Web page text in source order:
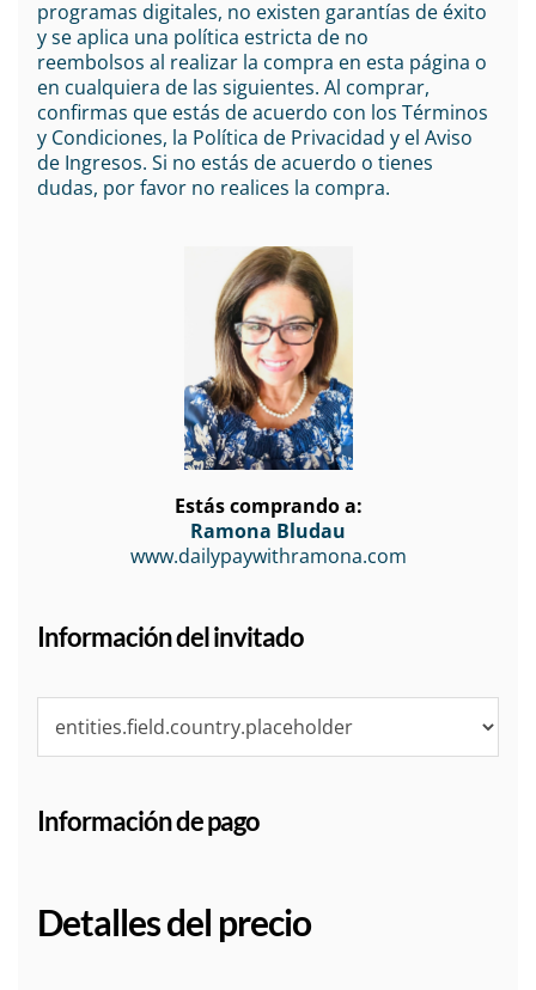
programas digitales, no existen garantías de éxito
y se aplica una política estricta de no
reembolsos al realizar la compra en esta página o
en cualquiera de las siguientes. Al comprar,
confirmas que estás de acuerdo con los Términos
y Condiciones, la Política de Privacidad y el Aviso
de Ingresos. Si no estás de acuerdo o tienes
dudas, por favor no realices la compra.
Estás comprando a:
Ramona Bludau
www.dailypaywithramona.com
Información del invitado
Información de pago
Detalles del precio